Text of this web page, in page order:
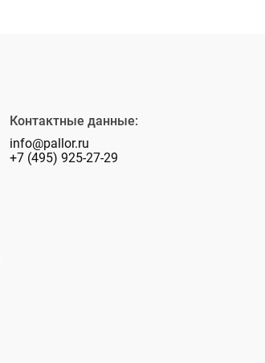
Контактные данные:
info@pallor.ru
+7 (495) 925-27-29